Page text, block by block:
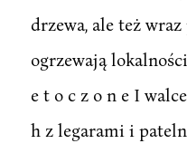
drzewa, ale też
ogrzewają
e t o c z o n e I
h z legarami i